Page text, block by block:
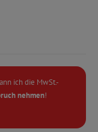
ich die MwSt.-
nehmen!